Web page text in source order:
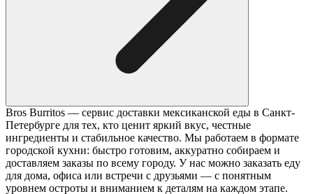
Bros Burritos — сервис доставки мексиканской еды в Санкт-
Петербурге для тех, кто ценит яркий вкус, честные
ингредиенты и стабильное качество. Мы работаем в формате
городской кухни: быстро готовим, аккуратно собираем и
доставляем заказы по всему городу. У нас можно заказать еду
для дома, офиса или встречи с друзьями — с понятным
уровнем остроты и вниманием к деталям на каждом этапе.